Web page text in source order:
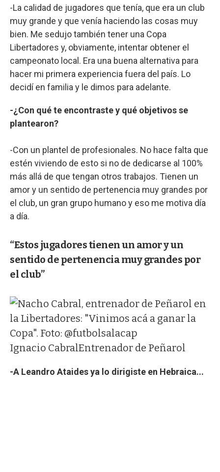
-La calidad de jugadores que tenía, que era un club
muy grande y que venía haciendo las cosas muy
bien. Me sedujo también tener una Copa
Libertadores y, obviamente, intentar obtener el
campeonato local. Era una buena alternativa para
hacer mi primera experiencia fuera del país. Lo
decidí en familia y le dimos para adelante.
-¿Con qué te encontraste y qué objetivos se
plantearon?
-Con un plantel de profesionales. No hace falta que
estén viviendo de esto si no de dedicarse al 100%
más allá de que tengan otros trabajos. Tienen un
amor y un sentido de pertenencia muy grandes por
el club, un gran grupo humano y eso me motiva día
a día.
“Estos jugadores tienen un amor y un
sentido de pertenencia muy grandes por
el club”
Ignacio CabralEntrenador de Peñarol
-A Leandro Ataides ya lo dirigiste en Hebraica...